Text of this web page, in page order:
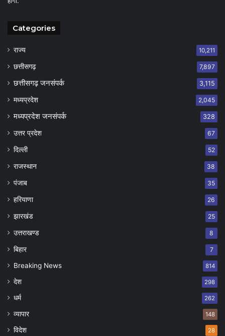
Categories
राज्य 10,211
छत्तीसगढ़ 7,897
छत्तीसगढ़ जनसंपर्क 3,115
मध्यप्रदेश 2,045
मध्यप्रदेश जनसंपर्क 328
उत्तर प्रदेश 67
दिल्ली 52
राजस्थान 38
पंजाब 35
हरियाणा 26
झारखंड 25
उत्तराखण्ड 8
बिहार 7
Breaking News 814
देश 298
धर्म 262
व्यापार 148
विदेश 28